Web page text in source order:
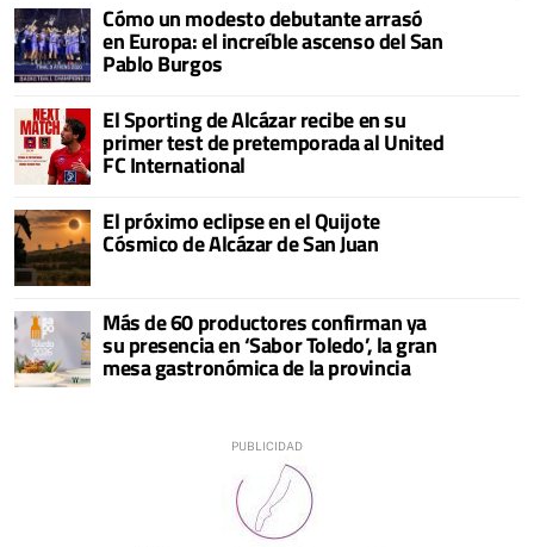
Cómo un modesto debutante arrasó
en Europa: el increíble ascenso del San
Pablo Burgos
El Sporting de Alcázar recibe en su
primer test de pretemporada al United
FC International
El próximo eclipse en el Quijote
Cósmico de Alcázar de San Juan
Más de 60 productores confirman ya
su presencia en ‘Sabor Toledo’, la gran
mesa gastronómica de la provincia